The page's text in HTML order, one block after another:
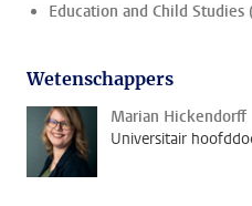
Education and Child Studies
Wetenschappers
Marian Hickendorff
Universitair